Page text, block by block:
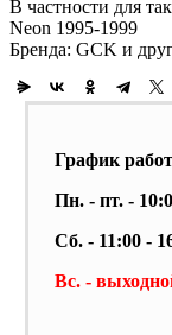
В частности для
Neon 1995-1999
Бренда: GCK и
График
Пн. - пт. -
Сб. - 11:00 -
Вс. -